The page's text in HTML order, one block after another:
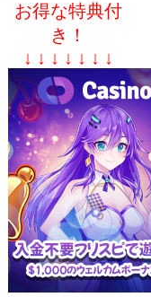
お得な特典付
き！
↓ ↓ ↓ ↓ ↓ ↓ ↓